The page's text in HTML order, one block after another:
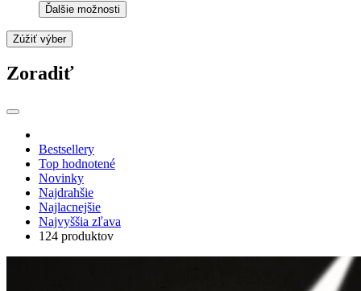
Ďalšie možnosti
Zúžiť výber
Zoradiť
Bestsellery
Top hodnotené
Novinky
Najdrahšie
Najlacnejšie
Najvyššia zľava
124 produktov